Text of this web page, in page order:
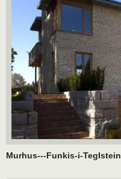
Murhus---Funkis-i-Teglstein